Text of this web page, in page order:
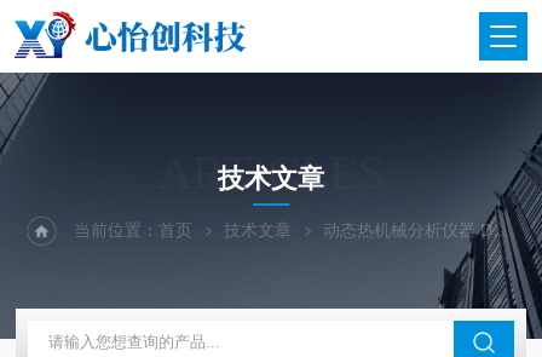
ARTICLES
技术文章
当前位置：首页 技术文章 动态热机械分析仪器 DMA-Q800 应用三点弯曲样品